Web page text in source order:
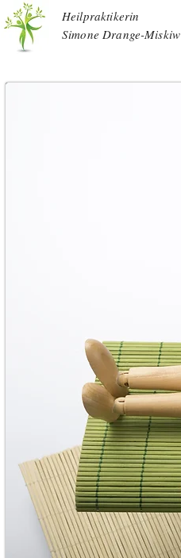
Heilpraktikerin
Simone Drange-Miskiw